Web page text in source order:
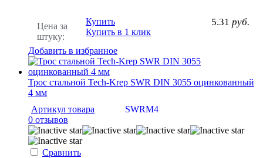
Цена за
штуку:
5.31 руб.
Купить
Купить в 1 клик
Добавить в избранное
Трос стальной Tech-Krep SWR DIN 3055 оцинкованный
4 мм
Артикул товара
SWRM4
0 отзывов
Сравнить